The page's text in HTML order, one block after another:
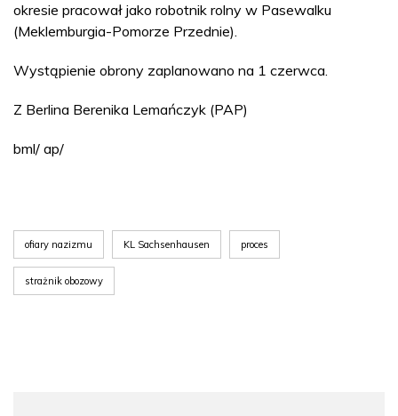
okresie pracował jako robotnik rolny w Pasewalku
(Meklemburgia-Pomorze Przednie).
Wystąpienie obrony zaplanowano na 1 czerwca.
Z Berlina Berenika Lemańczyk (PAP)
bml/ ap/
ofiary nazizmu KL Sachsenhausen proces
strażnik obozowy